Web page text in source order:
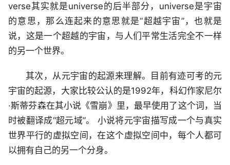
verse其实就是universe的后半部分，universe是宇宙
的意思，那么连起来的意思就是“超越宇宙”，也就是
说，这是一个超越的宇宙，与人们平常生活完全不一样
的另一个世界。
其次，从元宇宙的起源来理解。目前有迹可考的元
宇宙的起源，大家比较公认的是1992年，科幻作家尼尔
·斯蒂芬森在其小说《雪崩》里，最早使用了这个词，当
时被翻译成“超元域”。 小说将元宇宙描写成一个与真实
世界平行的虚拟空间，在这个虚拟空间中，每个人都可
以拥有自己的另一个分身。